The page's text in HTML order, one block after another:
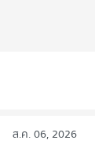
ส.ค. 06, 2026